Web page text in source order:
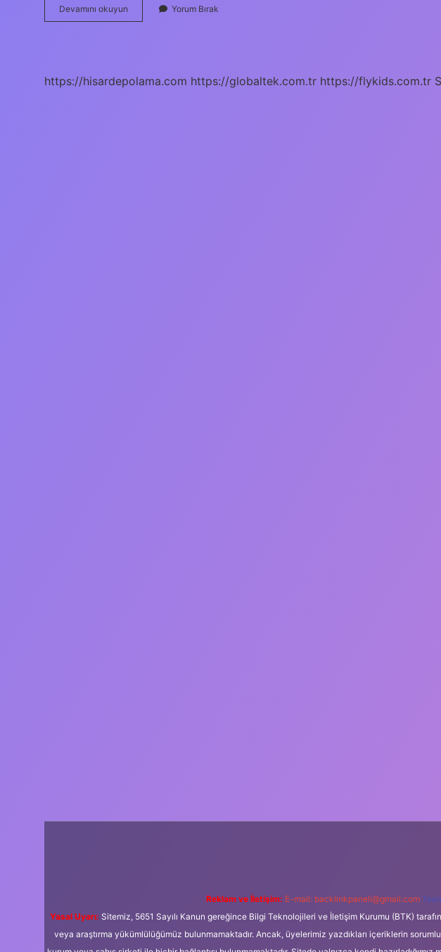
Devamını okuyun
Şehrin
Yorum Bırak
https://hisardepolama.com https://globaltek.com.tr https://flykids.com.tr
Reklam ve İletişim: E-mail: backlinkpaneli@gmail.com
Yasal Uyarı: Sitemiz, 5651 Sayılı Kanun gereğince Bilgi Teknolojileri ve İletişim Kurumu (BTK)
veya araştırma yükümlülüğümüz bulunmamaktadır. Ancak, üyelerimiz yazdıkları içeriklerin